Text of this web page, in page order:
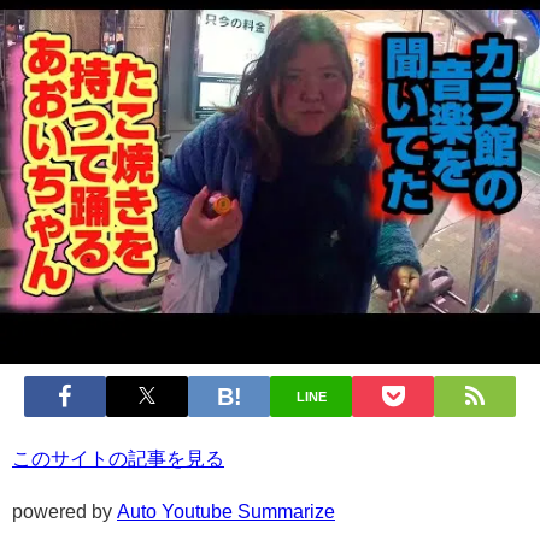
LINE
このサイトの記事を見る
powered by Auto Youtube Summarize